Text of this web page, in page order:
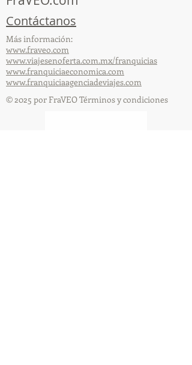
Contáctanos
Más información:
www.fraveo.com
www.viajesenoferta.com.mx/franquicias
www.franquiciaeconomica.com
www.franquiciaagenciadeviajes.com
© 2025 por FraVEO Términos y condiciones